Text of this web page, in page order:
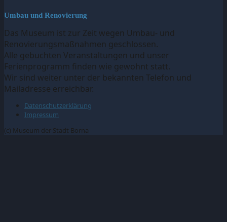
Umbau und Renovierung
Das Museum ist zur Zeit wegen Umbau- und
Renovierungsmaßnahmen geschlossen.
Alle gebuchten Veranstaltungen und unser
Ferienprogramm finden wie gewohnt statt.
Wir sind weiter unter der bekannten Telefon und
Mailadresse erreichbar.
Datenschutzerklärung
Impressum
(c) Museum der Stadt Borna